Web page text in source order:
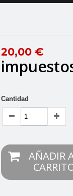
20,00 €
Cantidad
AÑADIR